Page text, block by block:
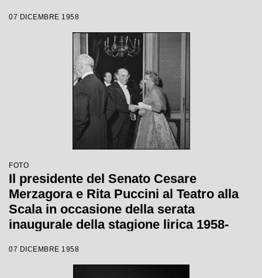
stagione lirica 1958-1959 con l'opera
"Turandot", di Giacomo Puccini, diretta
da Antonino Votto con la regia di
Margherita Wallmann
07 DICEMBRE 1958
FOTO
Il presidente del Senato Cesare
Merzagora e Rita Puccini al Teatro alla
Scala in occasione della serata
inaugurale della stagione lirica 1958-
Puccini, diretta da Antonino Votto con la
regia di Margherita Wallmann
07 DICEMBRE 1958